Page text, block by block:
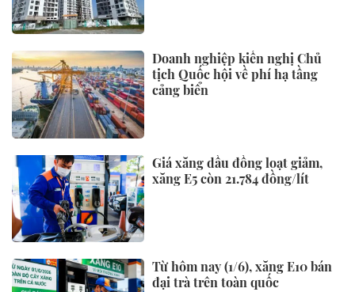
Doanh nghiệp kiến nghị Chủ
tịch Quốc hội về phí hạ tầng
cảng biển
Giá xăng dầu đồng loạt giảm,
xăng E5 còn 21.784 đồng/lít
Từ hôm nay (1/6), xăng E10 bán
đại trà trên toàn quốc